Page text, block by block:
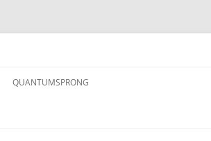
QUANTUMSPRONG